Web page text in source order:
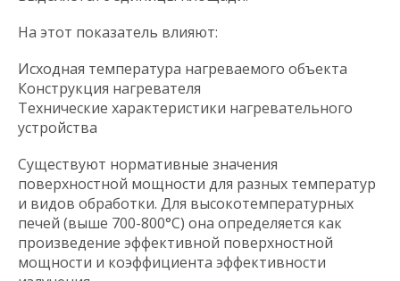
На этот показатель влияют:
Исходная температура нагреваемого объекта
Конструкция нагревателя
Технические характеристики нагревательного
устройства
Существуют нормативные значения
поверхностной мощности для разных температур
и видов обработки. Для высокотемпературных
печей (выше 700-800°С) она определяется как
произведение эффективной поверхностной
мощности и коэффициента эффективности